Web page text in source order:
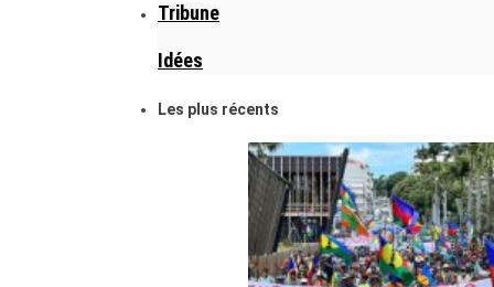
Tribune
Idées
Les plus récents